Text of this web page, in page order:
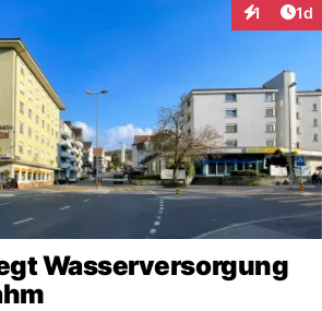
1 1d
Wasserversorgung